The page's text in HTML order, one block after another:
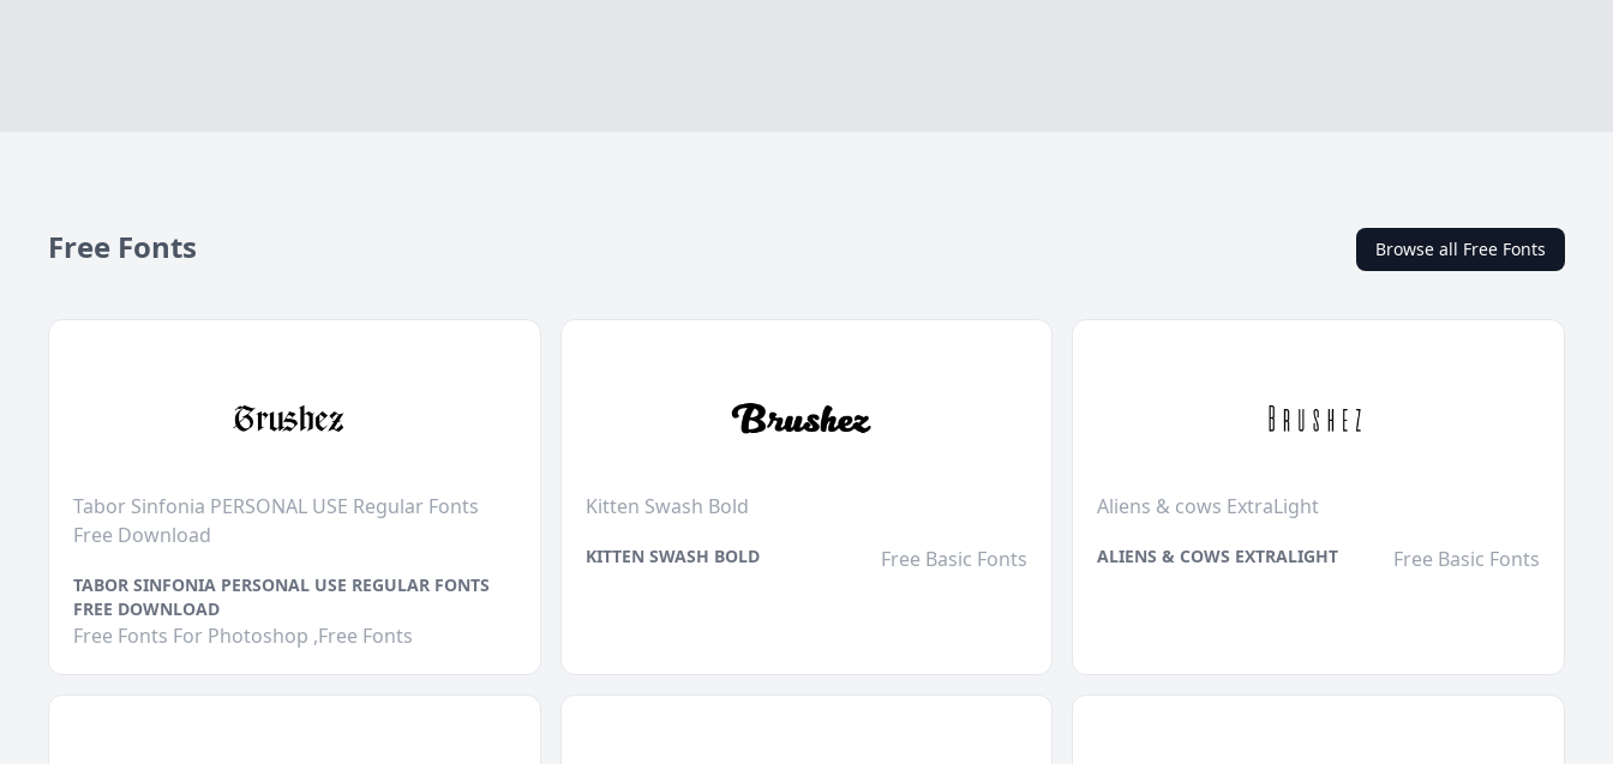
Free Fonts Browse all Free Fonts
Tabor Sinfonia PERSONAL USE Regular Fonts
Free Download
TABOR SINFONIA PERSONAL USE REGULAR FONTS
FREE DOWNLOAD
Free Fonts For Photoshop ,Free Fonts
Kitten Swash Bold
KITTEN SWASH BOLD Free Basic Fonts
Aliens & cows ExtraLight
ALIENS & COWS EXTRALIGHT Free Basic Fonts